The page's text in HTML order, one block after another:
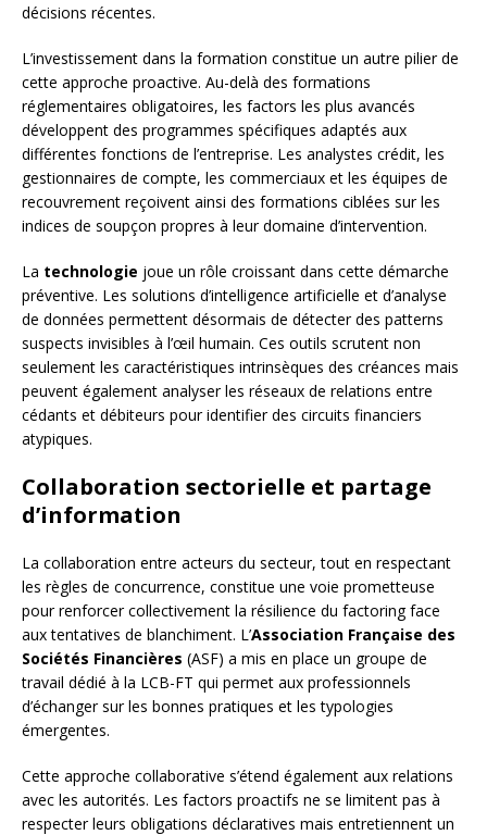
décisions récentes.
L’investissement dans la formation constitue un autre pilier de
cette approche proactive. Au-delà des formations
réglementaires obligatoires, les factors les plus avancés
développent des programmes spécifiques adaptés aux
différentes fonctions de l’entreprise. Les analystes crédit, les
gestionnaires de compte, les commerciaux et les équipes de
recouvrement reçoivent ainsi des formations ciblées sur les
indices de soupçon propres à leur domaine d’intervention.
La technologie joue un rôle croissant dans cette démarche
préventive. Les solutions d’intelligence artificielle et d’analyse
de données permettent désormais de détecter des patterns
suspects invisibles à l’œil humain. Ces outils scrutent non
seulement les caractéristiques intrinsèques des créances mais
peuvent également analyser les réseaux de relations entre
cédants et débiteurs pour identifier des circuits financiers
atypiques.
Collaboration sectorielle et partage
d’information
La collaboration entre acteurs du secteur, tout en respectant
les règles de concurrence, constitue une voie prometteuse
pour renforcer collectivement la résilience du factoring face
aux tentatives de blanchiment. L’Association Française des
Sociétés Financières (ASF) a mis en place un groupe de
travail dédié à la LCB-FT qui permet aux professionnels
d’échanger sur les bonnes pratiques et les typologies
émergentes.
Cette approche collaborative s’étend également aux relations
avec les autorités. Les factors proactifs ne se limitent pas à
respecter leurs obligations déclaratives mais entretiennent un